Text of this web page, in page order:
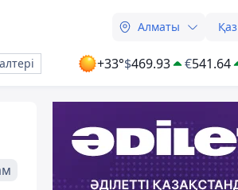
Алматы Қаз
+33°$469.93 €541.64